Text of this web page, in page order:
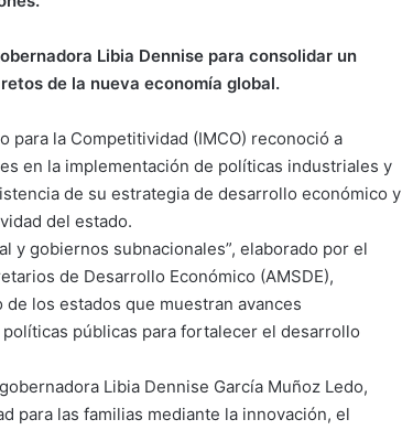
Libia Dennise para consolidar un
de la nueva economía global.
para la Competitividad (IMCO) reconoció a
en la implementación de políticas industriales y
de su estrategia de desarrollo económico y
del estado.
y gobiernos subnacionales”, elaborado por el
de Desarrollo Económico (AMSDE),
los estados que muestran avances
públicas para fortalecer el desarrollo
Libia Dennise García Muñoz Ledo,
para las familias mediante la innovación, el